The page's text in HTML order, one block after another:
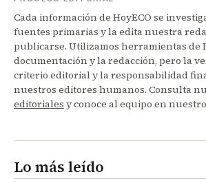
Cada información de HoyECO se
fuentes primarias y la edita nuestra
publicarse. Utilizamos herramientas de
documentación y la redacción, pero la
criterio editorial y la responsabilidad
nuestros editores humanos. Consulta
editoriales y conoce al equipo en nuestro
Lo más leído